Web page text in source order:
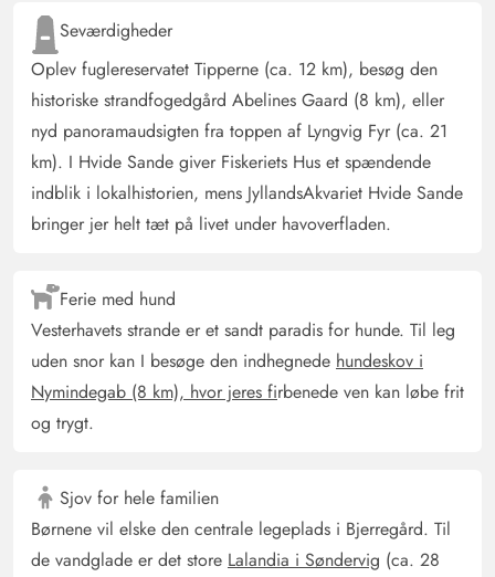
Seværdigheder
Oplev fuglereservatet Tipperne (ca. 12 km), besøg den
historiske strandfogedgård Abelines Gaard (8 km), eller
nyd panoramaudsigten fra toppen af Lyngvig Fyr (ca. 21
km). I Hvide Sande giver Fiskeriets Hus et spændende
indblik i lokalhistorien, mens JyllandsAkvariet Hvide Sande
bringer jer helt tæt på livet under havoverfladen.
Ferie med hund
Vesterhavets strande er et sandt paradis for hunde. Til leg
uden snor kan I besøge den indhegnede hundeskov i
Nymindegab (8 km), hvor jeres firbenede ven kan løbe frit
og trygt.
Sjov for hele familien
Børnene vil elske den centrale legeplads i Bjerregård. Til
de vandglade er det store Lalandia i Søndervig (ca. 28